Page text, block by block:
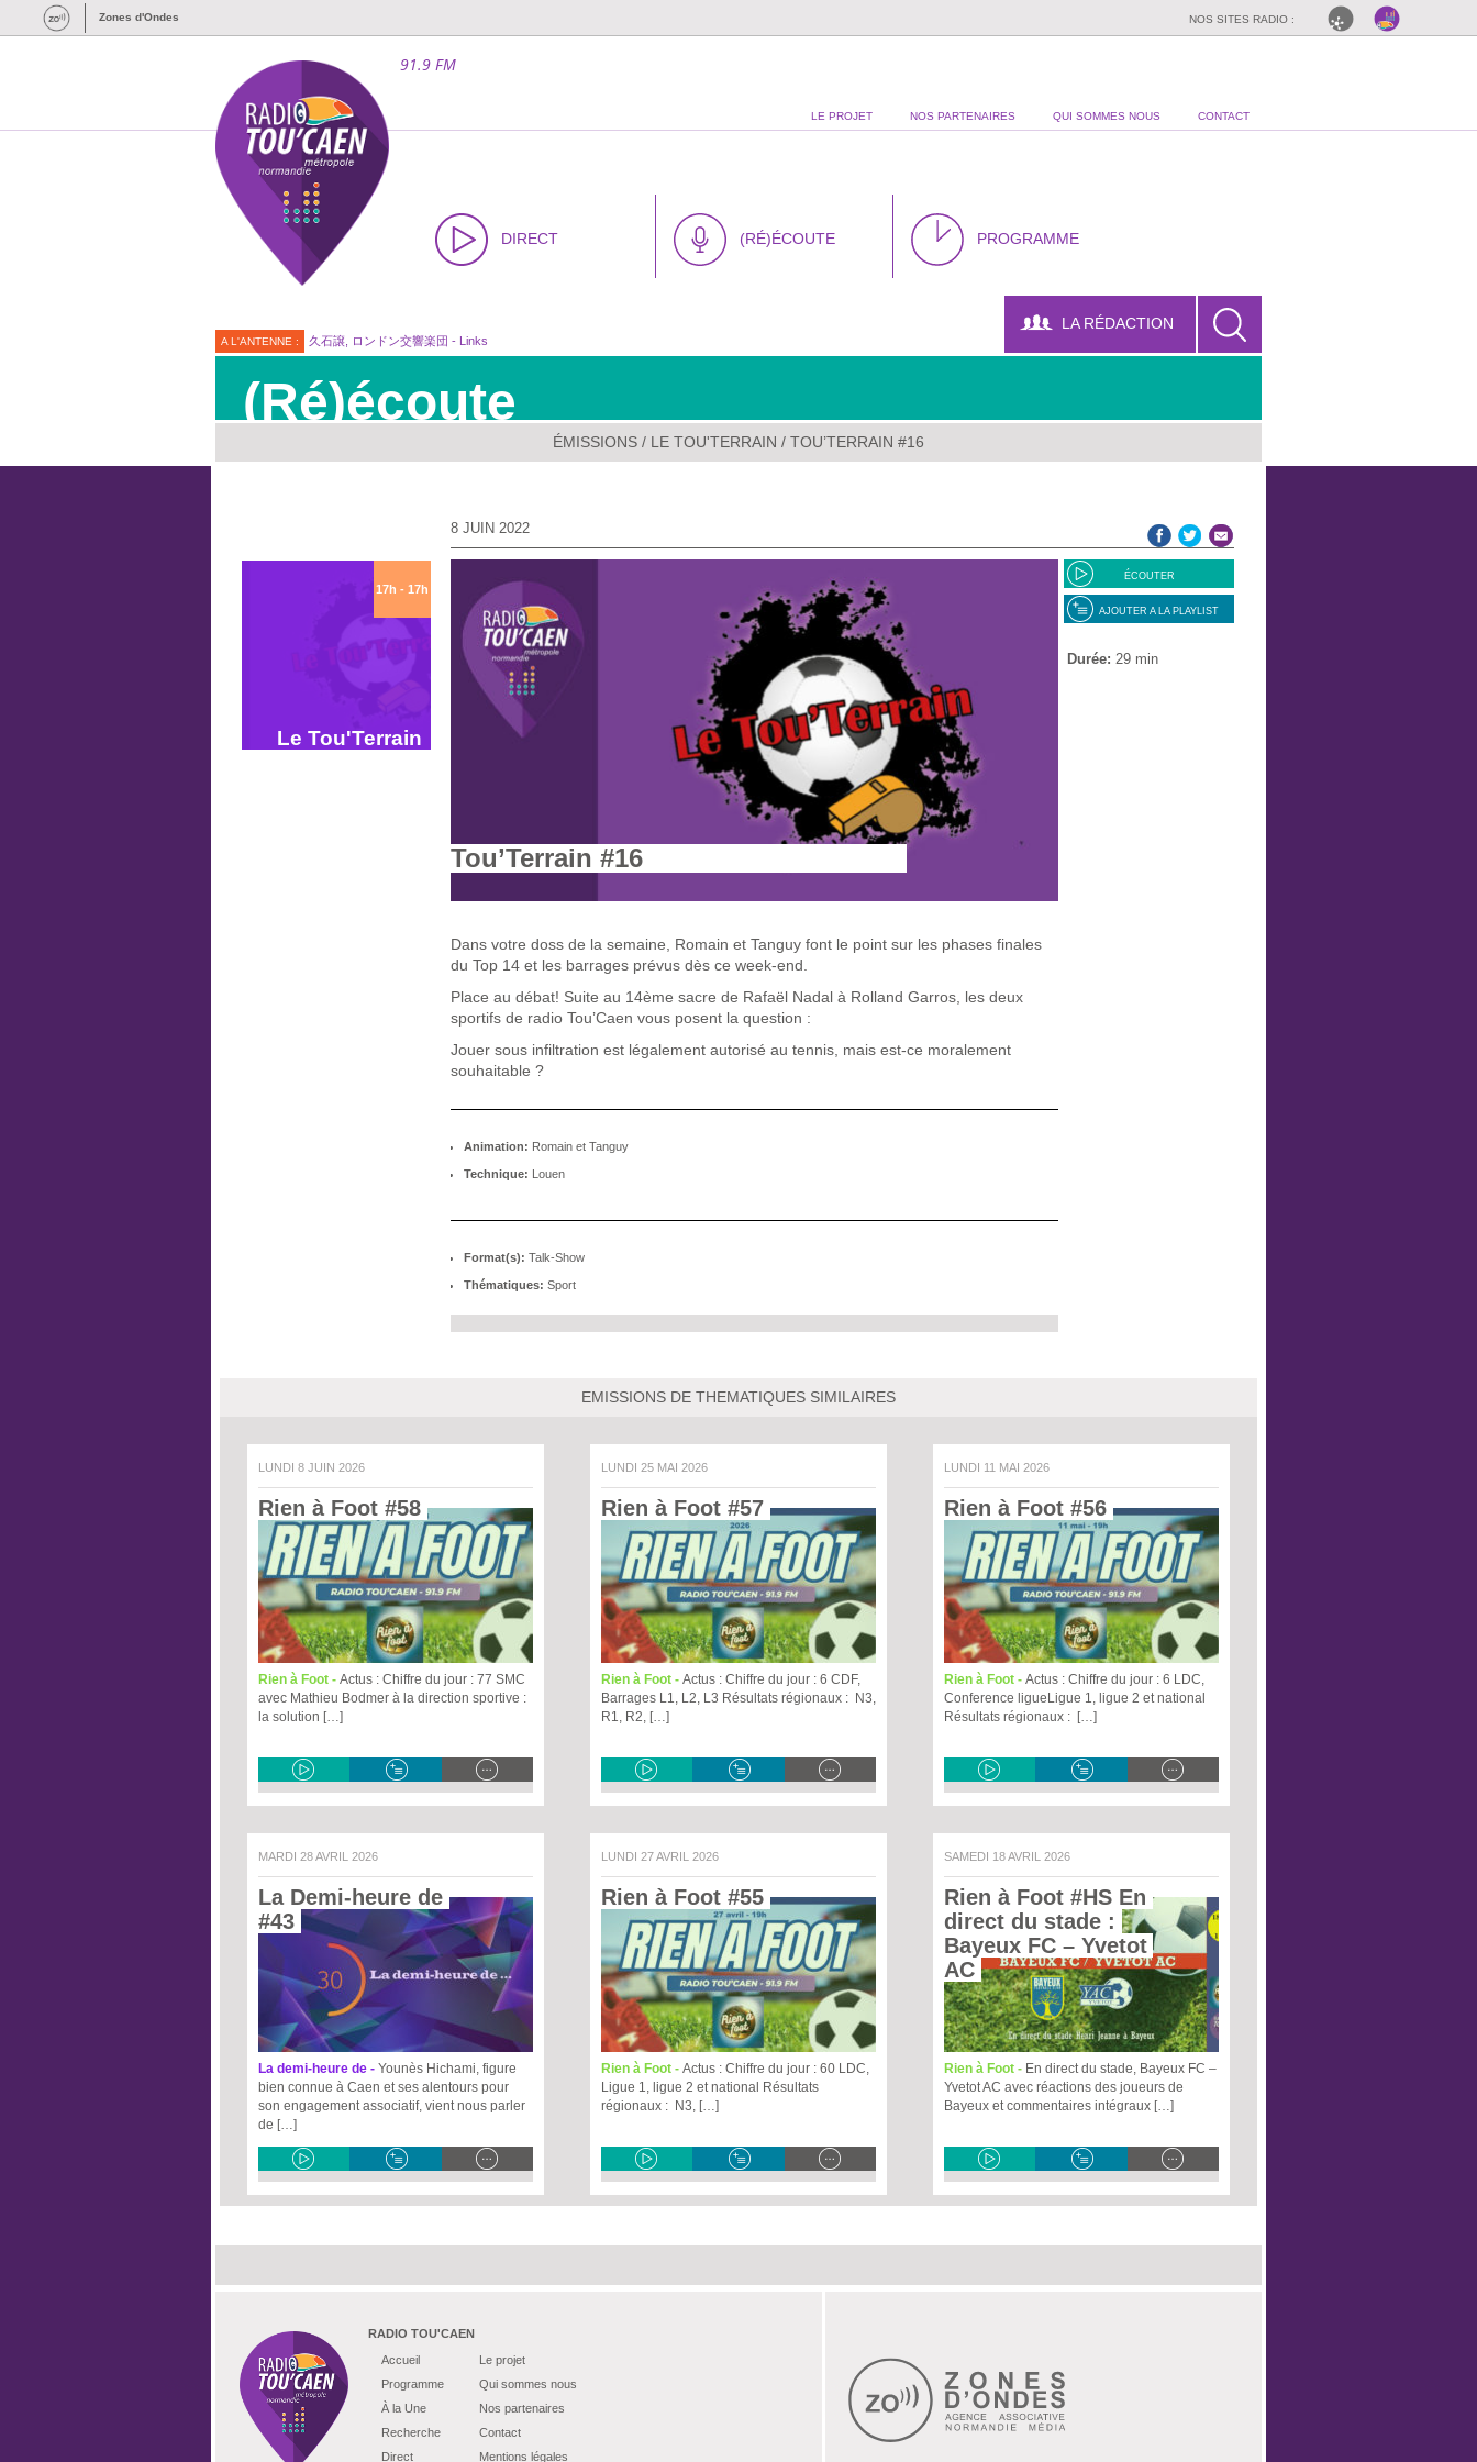
Zones d'Ondes NOS SITES RADIO :
LE PROJET NOS PARTENAIRES QUI SOMMES NOUS CONTACT
91.9 FM
DIRECT (RÉ)ÉCOUTE PROGRAMME
A L'ANTENNE : 久石譲, ロンドン交響楽団 - Links
LA RÉDACTION
(Ré)écoute
ÉMISSIONS / LE TOU'TERRAIN / TOU’TERRAIN #16
17h - 17h
Le Tou'Terrain
8 JUIN 2022
ÉCOUTER
AJOUTER A LA PLAYLIST
Durée: 29 min
Tou’Terrain #16
Dans votre doss de la semaine, Romain et Tanguy font le point sur les phases finales
du Top 14 et les barrages prévus dès ce week-end.
Place au débat! Suite au 14ème sacre de Rafaël Nadal à Rolland Garros, les deux
sportifs de radio Tou’Caen vous posent la question :
Jouer sous infiltration est légalement autorisé au tennis, mais est-ce moralement
souhaitable ?
Animation: Romain et Tanguy
Technique: Louen
Format(s): Talk-Show
Thématiques: Sport
EMISSIONS DE THEMATIQUES SIMILAIRES
LUNDI 8 JUIN 2026
Rien à Foot #58
Rien à Foot - Actus : Chiffre du jour : 77 SMC
avec Mathieu Bodmer à la direction sportive :
la solution […]
LUNDI 25 MAI 2026
Rien à Foot #57
Rien à Foot - Actus : Chiffre du jour : 6 CDF,
Barrages L1, L2, L3 Résultats régionaux : N3,
R1, R2, […]
LUNDI 11 MAI 2026
Rien à Foot #56
Rien à Foot - Actus : Chiffre du jour : 6 LDC,
Conference ligueLigue 1, ligue 2 et national
Résultats régionaux : […]
MARDI 28 AVRIL 2026
La Demi-heure de
#43
La demi-heure de - Younès Hichami, figure
bien connue à Caen et ses alentours pour
son engagement associatif, vient nous parler
de […]
LUNDI 27 AVRIL 2026
Rien à Foot #55
Rien à Foot - Actus : Chiffre du jour : 60 LDC,
Ligue 1, ligue 2 et national Résultats
régionaux : N3, […]
SAMEDI 18 AVRIL 2026
Rien à Foot #HS En
direct du stade :
Bayeux FC – Yvetot
AC
Rien à Foot - En direct du stade, Bayeux FC –
Yvetot AC avec réactions des joueurs de
Bayeux et commentaires intégraux […]
RADIO TOU'CAEN
Accueil
Programme
À la Une
Recherche
Direct
Le projet
Qui sommes nous
Nos partenaires
Contact
Mentions légales